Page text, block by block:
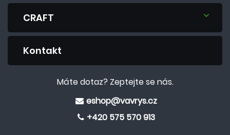
CRAFT
Kontakt
Máte dotaz? Zeptejte se nás.
eshop@vavrys.cz
+420 575 570 913